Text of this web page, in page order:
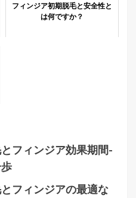
フィンジア初期脱毛と安全性と
は何ですか？
フィンジア効果期間-
フィンジアの最適な